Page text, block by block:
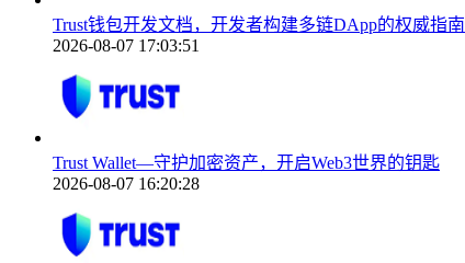
Trust钱包开发文档，开发者构建多链DApp的权威指南
2026-08-07 17:03:51
Trust Wallet—守护加密资产，开启Web3世界的钥匙
2026-08-07 16:20:28